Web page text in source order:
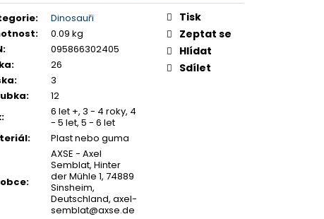
:
Dinosauři
:
0.09 kg
:
095866302405
:
26
:
3
:
12
:
6 let +, 3 - 4 roky, 4
- 5 let, 5 - 6 let
: Plast nebo guma
:
AXSE - Axel
Semblat, Hinter
der Mühle 1, 74889
Sinsheim,
Deutschland, axel-
semblat@axse.de
Tisk
Zeptat se
Hlídat
Sdílet